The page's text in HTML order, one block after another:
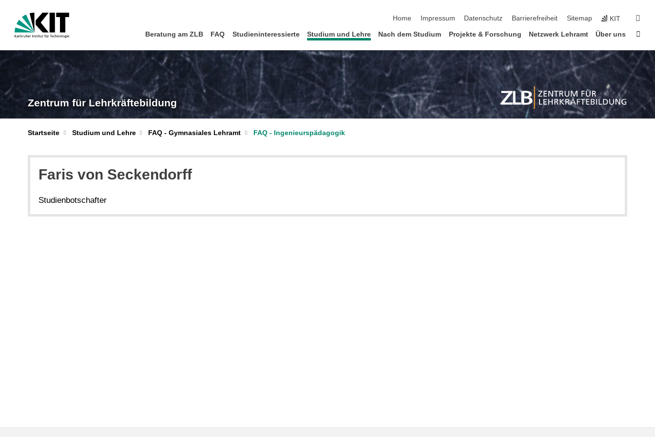
Home
Impressum Datenschutz Barrierefreiheit Sitemap KIT
Beratung am ZLB FAQ Studieninteressierte Studium und Lehre Nach dem Studium Projekte & Forschung Netzwerk Lehramt Über uns
Zentrum für Lehrkräftebildung
Startseite Studium und Lehre FAQ - Gymnasiales Lehramt FAQ - Ingenieurspädagogik
Faris von Seckendorff
Studienbotschafter